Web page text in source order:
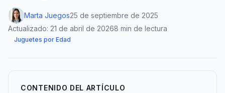
Marta Juegos25 de septiembre de 2025
Actualizado: 21 de abril de 20268 min de lectura
Juguetes por Edad
CONTENIDO DEL ARTÍCULO